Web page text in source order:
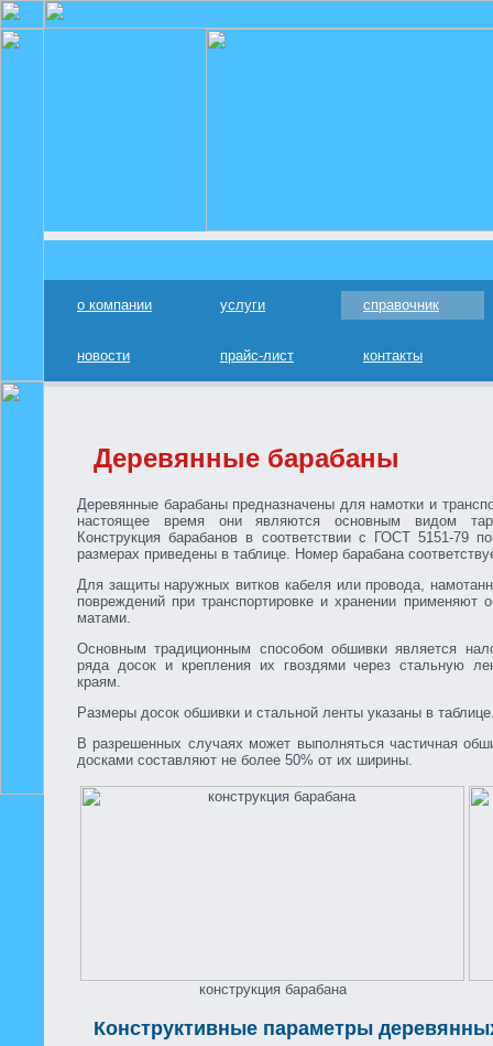
о компании услуги справочник
новости прайс-лист контакты
Деревянные барабаны
Деревянные барабаны предназначены для намотки и
настоящее время они являются основным видом
Конструкция барабанов в соответствии с ГОСТ 5151-79
размерах приведены в таблице. Номер барабана
Для защиты наружных витков кабеля или провода,
повреждений при транспортировке и хранении применяют
матами.
Основным традиционным способом обшивки является
ряда досок и крепления их гвоздями через стальную
краям.
Размеры досок обшивки и стальной ленты указаны в
В разрешенных случаях может выполняться частичная
досками составляют не более 50% от их ширины.
конструкция барабана
Конструктивные параметры